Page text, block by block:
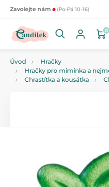
Zavolejte nám (Po-Pá 10-16)
0
Úvod
Hračky
Hračky pro miminka a
Chrastítka a kousátka